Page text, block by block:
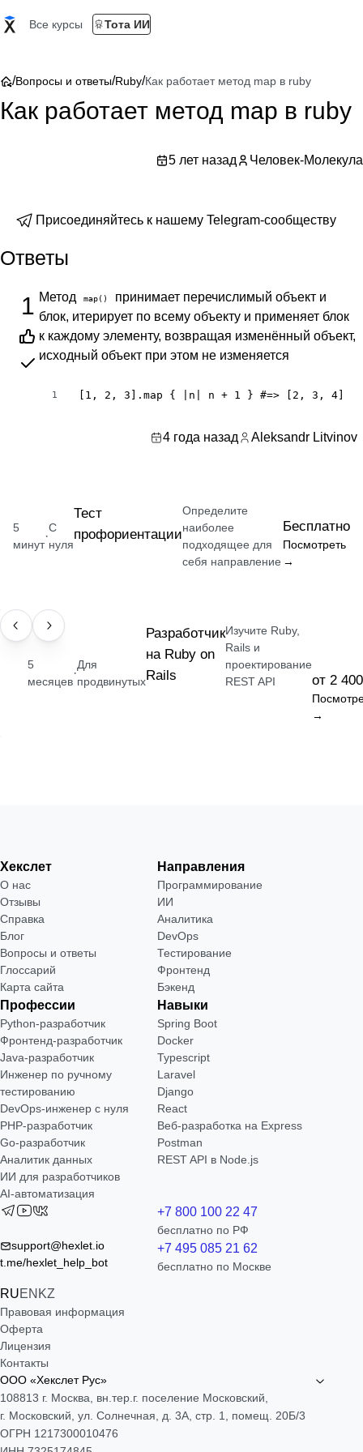
Все курсы Тота ИИ
/Вопросы и ответы/Ruby/Как работает метод map в ruby
Как работает метод map в ruby
5 лет назад Человек-Молекула
Присоединяйтесь к нашему Telegram-сообществу
Ответы
1 Метод map()
принимает перечислимый объект и
блок, итерирует по всему объекту и применяет блок
к каждому элементу, возвращая изменённый объект,
исходный объект при этом не изменяется
1 [1, 2, 3].map { |n| n + 1 } #=> [2, 3, 4]
4 года назад Aleksandr Litvinov
5
минут
·
С
нуля
Тест
профориентации
Определите
наиболее
подходящее для
себя направление
Бесплатно
Посмотреть
→
ПРОФЕССИЯ
5
месяцев
·
Для
продвинутых
Разработчик
на Ruby on
Rails
Изучите Ruby,
Rails и
проектирование
REST API
от 2
→
Хекслет
О нас
Отзывы
Справка
Блог
Вопросы и ответы
Глоссарий
Карта сайта
Направления
Программирование
ИИ
Аналитика
DevOps
Тестирование
Фронтенд
Бэкенд
Профессии
Python-разработчик
Фронтенд-разработчик
Java-разработчик
Инженер по ручному
тестированию
DevOps-инженер с нуля
РНР-разработчик
Go-разработчик
Аналитик данных
ИИ для разработчиков
AI-автоматизация
Навыки
Spring Boot
Docker
Typescript
Laravel
Django
React
Веб-разработка на Express
Postman
REST API в Node.js
support@hexlet.io
t.me/hexlet_help_bot
RUEN KZ
+7 800 100 22 47
бесплатно по РФ
+7 495 085 21 62
бесплатно по Москве
Правовая информация
Оферта
Лицензия
Контакты
ООО «Хекслет Рус»
108813 г. Москва, вн.тер.г. поселение Московский,
г. Московский, ул. Солнечная, д. 3А, стр. 1, помещ. 20Б/3
ОГРН 1217300010476